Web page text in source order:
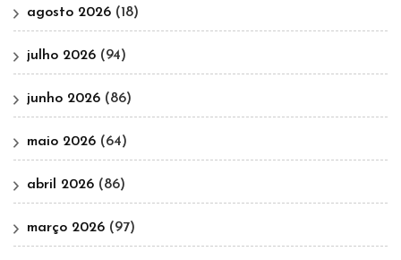
agosto 2026 (18)
julho 2026 (94)
junho 2026 (86)
maio 2026 (64)
abril 2026 (86)
março 2026 (97)